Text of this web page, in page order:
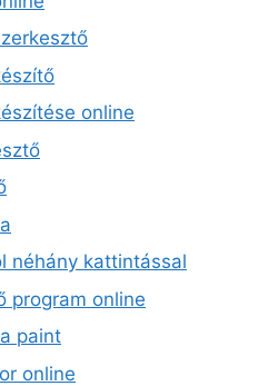
online
néhány kattintással
program online
paint
online